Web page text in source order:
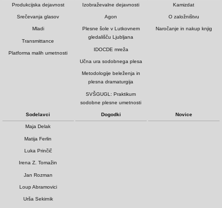
Produkcijska dejavnost
Srečevanja glasov
Mladi
Transmittance
Platforma malih umetnosti
Izobraževalne dejavnosti
Agon
Plesne šole v Lutkovnem
gledališču Ljubljana
IDOCDE mreža
Učna ura sodobnega plesa
Metodologije beleženja in
plesna dramaturgija
SVŠGUGL: Praktikum
sodobne plesne umetnosti
Kamizdat
O založništvu
Naročanje in nakup knjig
Sodelavci
Maja Delak
Matija Ferlin
Luka Prinčič
Irena Z. Tomažin
Jan Rozman
Loup Abramovici
Urša Sekirnik
Dogodki Novice